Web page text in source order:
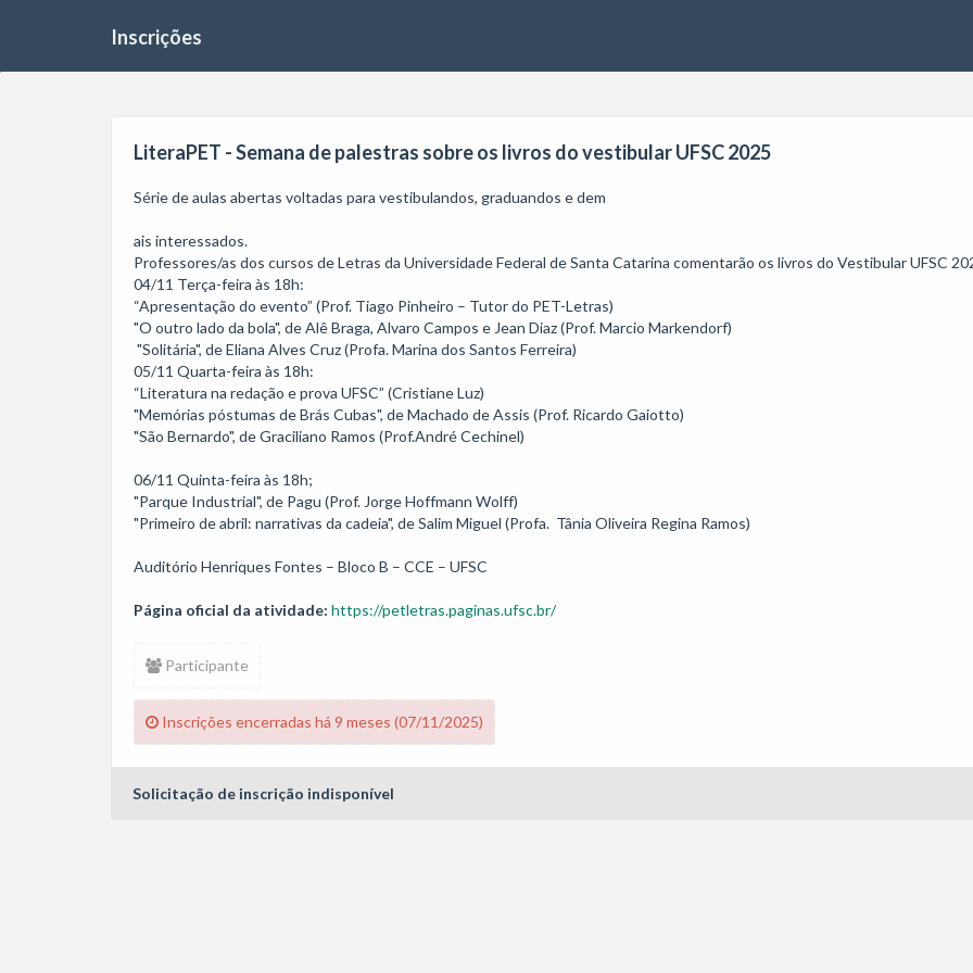
Inscrições
LiteraPET - Semana de palestras sobre os livros do vestibular UFSC 2025
Série de aulas abertas voltadas para vestibulandos, graduandos e dem
ais interessados.
Professores/as dos cursos de Letras da Universidade Federal de Santa Catarina comentarão os livros do Vestibular UFSC
04/11 Terça-feira às 18h:
“Apresentação do evento” (Prof. Tiago Pinheiro – Tutor do PET-Letras)
"O outro lado da bola", de Alê Braga, Alvaro Campos e Jean Diaz (Prof. Marcio Markendorf)
05/11 Quarta-feira às 18h:
“Literatura na redação e prova UFSC” (Cristiane Luz)
"Memórias póstumas de Brás Cubas", de Machado de Assis (Prof. Ricardo Gaiotto)
"São Bernardo", de Graciliano Ramos (Prof.André Cechinel)
06/11 Quinta-feira às 18h;
"Parque Industrial", de Pagu (Prof. Jorge Hoffmann Wolff)
"Primeiro de abril: narrativas da cadeia", de Salim Miguel (Profa.  Tânia Oliveira Regina Ramos)
Página oficial da atividade: https://petletras.paginas.ufsc.br/
Participante
Inscrições encerradas há 9 meses (07/11/2025)
Solicitação de inscrição indisponível